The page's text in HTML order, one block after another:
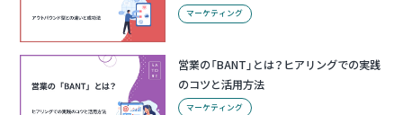
マーケティング
営業の「BANT」とは？ヒアリングでの実践
のコツと活用方法
マーケティング